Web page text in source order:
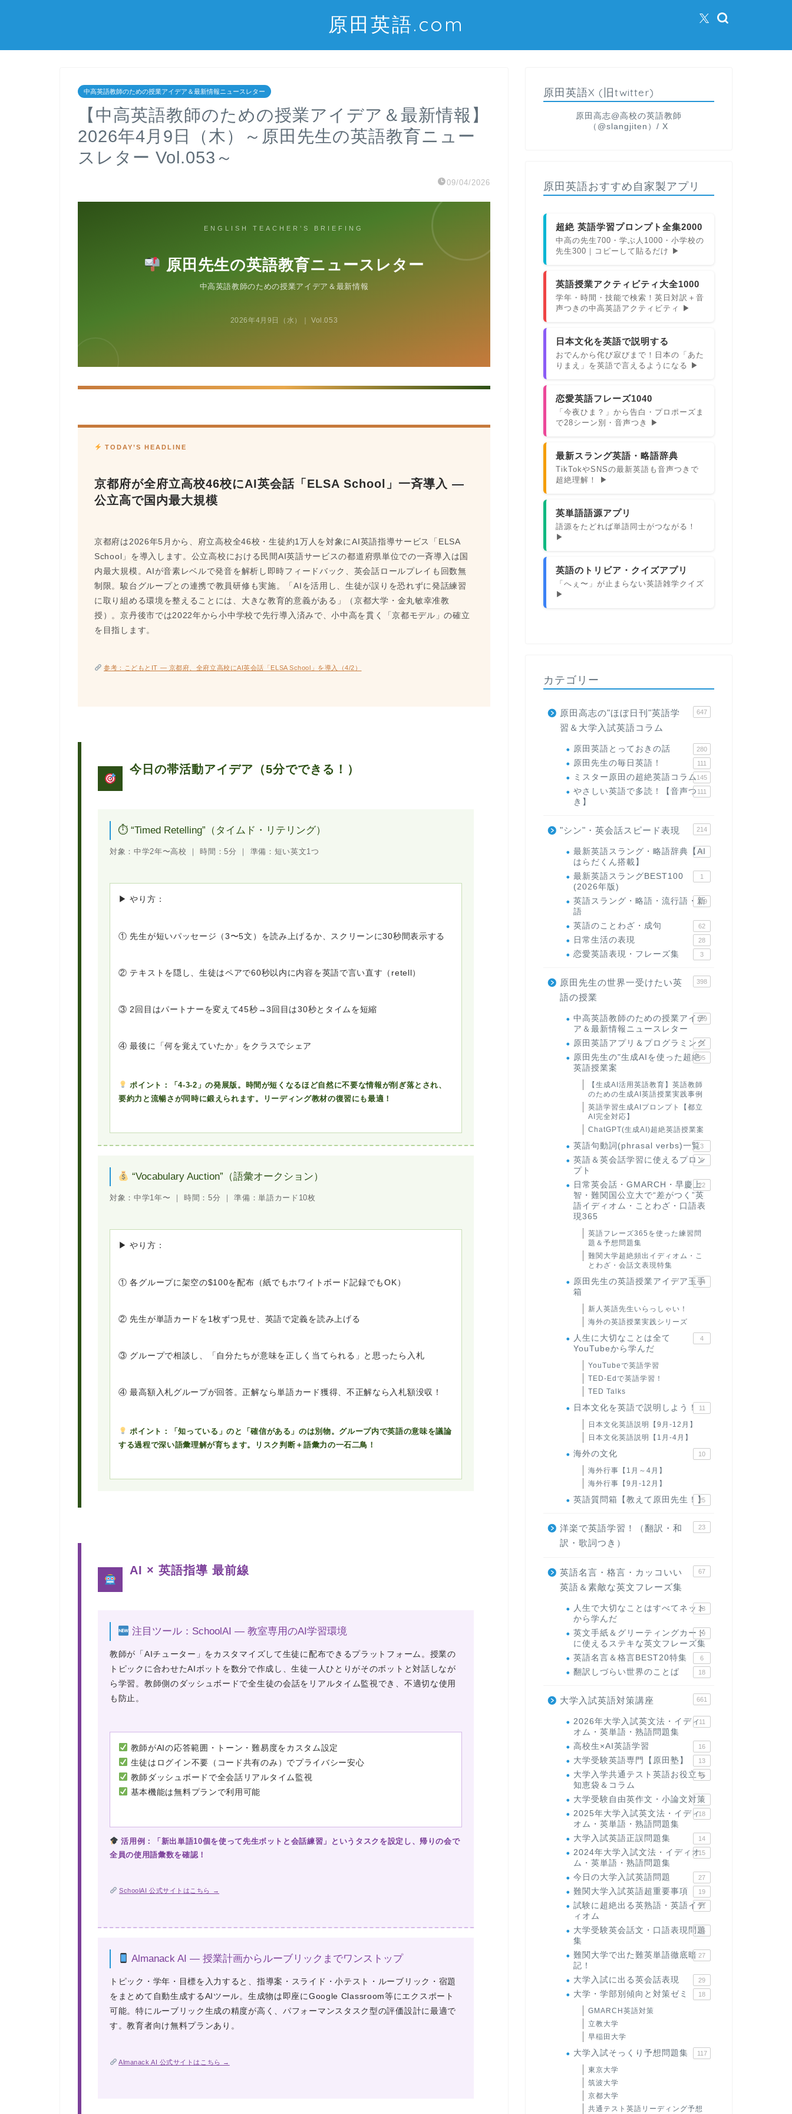
原田英語.com
中高英語教師のための授業アイデア＆最新情報ニュースレター
【中高英語教師のための授業アイデア＆最新情報】
2026年4月9日（木）～原田先生の英語教育ニュー
スレター Vol.053～
09/04/2026
ENGLISH TEACHER’S BRIEFING
原田先生の英語教育ニュースレター
中高英語教師のための授業アイデア＆最新情報
2026年4月9日（水）｜ Vol.053
TODAY’S HEADLINE
京都府が全府立高校46校にAI英会話「ELSA School」一斉導入 —
公立高で国内最大規模
京都府は2026年5月から、府立高校全46校・生徒約1万人を対象にAI英語指導サービス「ELSA
School」を導入します。公立高校における民間AI英語サービスの都道府県単位での一斉導入は国
内最大規模。AIが音素レベルで発音を解析し即時フィードバック、英会話ロールプレイも回数無
制限。駿台グループとの連携で教員研修も実施。
「AIを活用し、生徒が誤りを恐れずに発話練習
に取り組める環境を整えることには、大きな教育的意義がある」
（京都大学・金丸敏幸准教
授）。京丹後市では2022年から小中学校で先行導入済みで、小中高を貫く「京都モデル」の確立
を目指します。
参考：こどもとIT — 京都府、全府立高校にAI英会話「ELSA School」を導入（4/2）
今日の帯活動アイデア（5分でできる！）
⏱ “Timed Retelling”（タイムド・リテリング）
対象： 中学2年〜高校 ｜ 時間：5分 ｜ 準備： 短い英文1つ
▶ やり方：
① 先生が短いパッセージ（3〜5文）を読み上げるか、スクリーンに30秒間表示する
② テキストを隠し、生徒はペアで60秒以内に内容を英語で言い直す（retell）
③ 2回目はパートナーを変えて45秒→3回目は30秒とタイムを短縮
④ 最後に「何を覚えていたか」をクラスでシェア
ポイント：「4-3-2」の発展版。時間が短くなるほど自然に不要な情報が削ぎ落とされ、
要約力と流暢さが同時に鍛えられます。リーディング教材の復習にも最適！
“Vocabulary Auction”（語彙オークション）
対象： 中学1年〜 ｜ 時間：5分 ｜準備：単語カード10枚
▶ やり方：
① 各グループに架空の$100を配布（紙でもホワイトボード記録でもOK）
② 先生が単語カードを1枚ずつ見せ、英語で定義を読み上げる
③ グループで相談し、「自分たちが意味を正しく当てられる」と思ったら入札
④ 最高額入札グループが回答。正解なら単語カード獲得、不正解なら入札額没収！
ポイント：「知っている」のと「確信がある」のは別物。グループ内で英語の意味を議論
する過程で深い語彙理解が育ちます。リスク判断＋語彙力の一石二鳥！
AI × 英語指導 最前線
注目ツール：SchoolAI — 教室専用のAI学習環境
教師が「AIチューター」をカスタマイズして生徒に配布できるプラットフォーム。 授業の
トピックに合わせたAIボット を数分で作成し、生徒一人ひとりがそのボットと対話しなが
ら学習。教師側のダッシュボードで全生徒の会話をリアルタイム監視でき、不適切な使用
も防止。
教師がAIの応答範囲・トーン・難易度をカスタム設定
生徒はログイン不要（コード共有のみ）でプライバシー安心
教師ダッシュボードで全会話リアルタイム監視
基本機能は無料プランで利用可能
活用例：「新出単語10個を使って先生ボットと会話練習」というタスクを設定し、帰りの会で
全員の使用語彙数を確認！
SchoolAI 公式サイトはこちら →
Almanack AI — 授業計画からルーブリックまでワンストップ
トピック・学年・目標を入力すると、 指導案・スライド・小テスト・ルーブリック・宿題
をまとめて自動生成するAIツール。生成物は即座にGoogle Classroom等にエクスポート
可能。特にルーブリック生成の精度が高く、パフォーマンスタスク型の評価設計に最適で
す。教育者向け無料プランあり。
Almanack AI 公式サイトはこちら →
原田英語X (旧twitter)
原田高志@高校の英語教師
（@slangjiten）/ X
原田英語おすすめ自家製アプリ
超絶 英語学習プロンプト全集2000
中高の先生700・学ぶ人1000・小学校の
先生300｜コピーして貼るだけ ▶
英語授業アクティビティ大全1000
学年・時間・技能で検索！英日対訳＋音
声つきの中高英語アクティビティ ▶
日本文化を英語で説明する
おでんから侘び寂びまで！日本の「あた
りまえ」を英語で言えるようになる ▶
恋愛英語フレーズ1040
「今夜ひま？」から告白・プロポーズま
で28シーン別・音声つき ▶
最新スラング英語・略語辞典
TikTokやSNSの最新英語も音声つきで
超絶理解！ ▶
英単語語源アプリ
語源をたどれば単語同士がつながる！
▶
英語のトリビア・クイズアプリ
「へぇ〜」が止まらない英語雑学クイズ
▶
カテゴリー
原田高志の"ほぼ日刊"英語学
習＆大学入試英語コラム
647
原田英語とっておきの話 280
原田先生の毎日英語！ 111
ミスター原田の超絶英語コラム145
やさしい英語で多読！【音声つ
き】
111
"シン"・英会話スピード表現 214
最新英語スラング・略語辞典【AI
はらだくん搭載】
1
最新英語スラングBEST100
(2026年版)
1
英語スラング・略語・流行語・新
語
119
英語のことわざ・成句 62
日常生活の表現 28
恋愛英語表現・フレーズ集 3
原田先生の世界一受けたい英
語の授業
398
中高英語教師のための授業アイデ
ア＆最新情報ニュースレター
169
原田英語アプリ＆プログラミング
31
原田先生の"生成AIを使った超絶
英語授業案
95
【生成AI活用英語教育】英語教師
のための生成AI英語授業実践事例
英語学習生成AIプロンプト【都立
AI完全対応】
ChatGPT(生成AI)超絶英語授業案
英語句動詞(phrasal verbs)一覧3
英語＆英会話学習に使えるプロン
プト
6
日常英会話・GMARCH・早慶上
智・難関国公立大で“差がつく”英
語イディオム・ことわざ・口語表
現365
22
英語フレーズ365を使った練習問
題＆予想問題集
難関大学超絶頻出イディオム・こ
とわざ・会話文表現特集
原田先生の英語授業アイデア玉手
箱
24
新人英語先生いらっしゃい！
海外の英語授業実践シリーズ
人生に大切なことは全て
YouTubeから学んだ
4
YouTubeで英語学習
TED-Edで英語学習！
TED Talks
日本文化を英語で説明しよう！ 11
日本文化英語説明【9月-12月】
日本文化英語説明【1月-4月】
海外の文化 10
海外行事【1月～4月】
海外行事【9月-12月】
英語質問箱【教えて原田先生！】
25
洋楽で英語学習！（翻訳・和
訳・歌詞つき）
23
英語名言・格言・カッコいい
英語＆素敵な英文フレーズ集
67
人生で大切なことはすべてネット
から学んだ
23
英文手紙＆グリーティングカード
に使えるステキな英文フレーズ集
19
英語名言＆格言BEST20特集 6
翻訳しづらい世界のことば 18
大学入試英語対策講座 661
2026年大学入試英文法・イディ
オム・英単語・熟語問題集
11
高校生×AI英語学習 16
大学受験英語専門【原田塾】 13
大学入学共通テスト英語お役立ち
知恵袋＆コラム
45
大学受験自由英作文・小論文対策
8
2025年大学入試英文法・イディ
オム・英単語・熟語問題集
18
大学入試英語正誤問題集 14
2024年大学入試文法・イディオ
ム・英単語・熟語問題集
15
今日の大学入試英語問題 27
難関大学入試英語超重要事項 19
試験に超絶出る英熟語・英語イデ
ィオム
71
大学受験英会話文・口語表現問題
集
35
難関大学で出た難英単語徹底暗
記！
27
大学入試に出る英会話表現 29
大学・学部別傾向と対策ゼミ 18
GMARCH英語対策
立教大学
早稲田大学
大学入試そっくり予想問題集 117
東京大学
筑波大学
京都大学
共通テスト英語リーディング予想